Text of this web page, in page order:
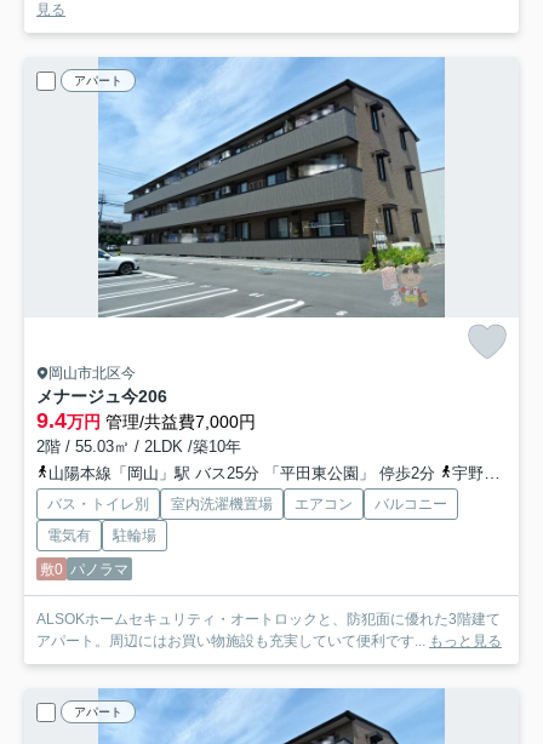
見る
アパート
岡山市北区今
メナージュ今206
9.4万円 管理/共益費7,000円
2階 / 55.03㎡ / 2LDK /築10年
山陽本線「岡山」駅 バス25分 「平田東公園」 停歩2分
宇野線「備前西市」駅 徒歩13分
バス・トイレ別 室内洗濯機置場 エアコン
バルコニー
電気有
駐輪場
敷0 パノラマ
ALSOKホームセキュリティ・オートロックと、防犯面に優れた3階建て
アパート。周辺にはお買い物施設も充実していて便利です... もっと見る
アパート